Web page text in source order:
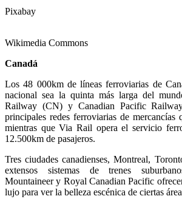
Pixabay
Wikimedia Commons
Canadá
Los 48 000km de líneas ferroviarias de
nacional sea la quinta más larga del
Railway (CN) y Canadian Pacific
principales redes ferroviarias de mercancías
mientras que Via Rail opera el servicio
12.500km de pasajeros.
Tres ciudades canadienses, Montreal,
extensos sistemas de trenes
Mountaineer y Royal Canadian Pacific
lujo para ver la belleza escénica de ciertas